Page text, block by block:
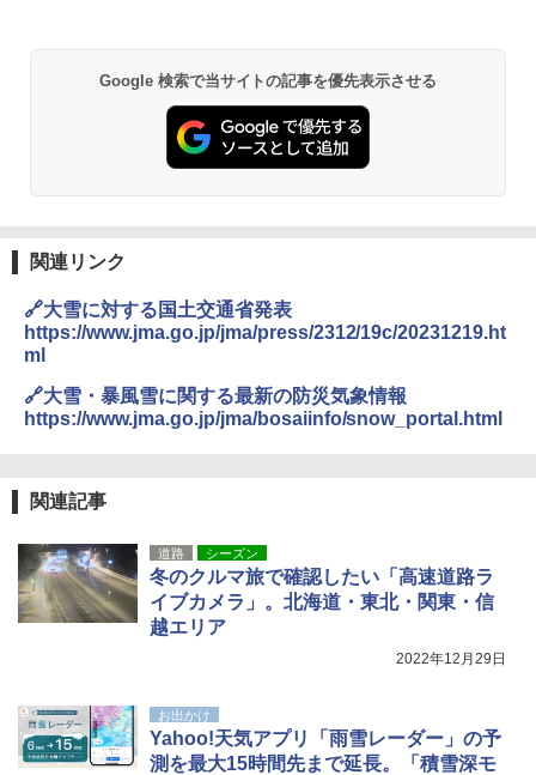
Google 検索で当サイトの記事を優先表示させる
関連リンク
🔗大雪に対する国土交通省発表
https://www.jma.go.jp/jma/press/2312/19c/20231219.ht
ml
🔗大雪・暴風雪に関する最新の防災気象情報
https://www.jma.go.jp/jma/bosaiinfo/snow_portal.html
関連記事
道路 シーズン
冬のクルマ旅で確認したい「高速道路ラ
イブカメラ」。北海道・東北・関東・信
越エリア
2022年12月29日
お出かけ
Yahoo!天気アプリ「雨雪レーダー」の予
測を最大15時間先まで延長。「積雪深モ